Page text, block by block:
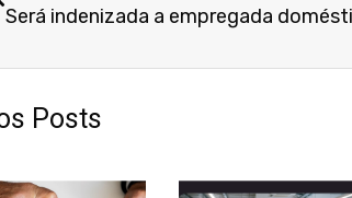
Posts